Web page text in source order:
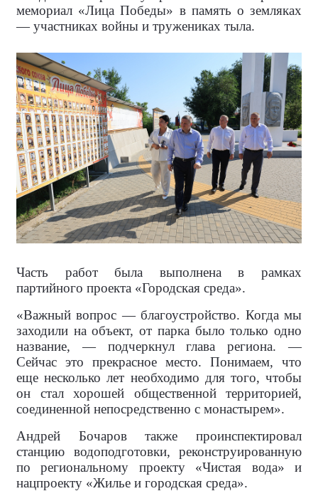
мемориал «Лица Победы» в память о земляках
— участниках войны и тружениках тыла.
Часть работ была выполнена в рамках
партийного проекта «Городская среда».
«Важный вопрос — благоустройство. Когда мы
заходили на объект, от парка было только одно
название, — подчеркнул глава региона. —
Сейчас это прекрасное место. Понимаем, что
еще несколько лет необходимо для того, чтобы
он стал хорошей общественной территорией,
соединенной непосредственно с монастырем».
Андрей Бочаров также проинспектировал
станцию водоподготовки, реконструированную
по региональному проекту «Чистая вода» и
нацпроекту «Жилье и городская среда».